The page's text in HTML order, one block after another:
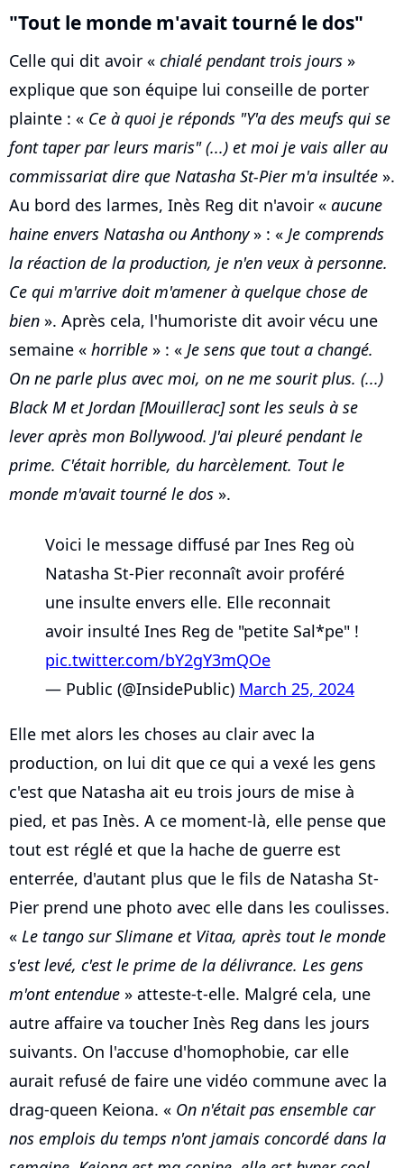
"Tout le monde m'avait tourné le dos"
Celle qui dit avoir « chialé pendant trois jours »
explique que son équipe lui conseille de porter
plainte : « Ce à quoi je réponds "Y'a des meufs qui se
font taper par leurs maris" (...) et moi je vais aller au
commissariat dire que Natasha St-Pier m'a insultée ».
Au bord des larmes, Inès Reg dit n'avoir « aucune
haine envers Natasha ou Anthony» : « Je comprends
la réaction de la production, je n'en veux à personne.
Ce qui m'arrive doit m'amener à quelque chose de
bien ». Après cela, l'humoriste dit avoir vécu une
semaine « horrible » : « Je sens que tout a changé.
On ne parle plus avec moi, on ne me sourit plus. (...)
Black M et Jordan [Mouillerac] sont les seuls à se
lever après mon Bollywood. J'ai pleuré pendant le
prime. C'était horrible, du harcèlement. Tout le
monde m'avait tourné le dos ».
Voici le message diffusé par Ines Reg où
Natasha St-Pier reconnaît avoir proféré
une insulte envers elle. Elle reconnait
avoir insulté Ines Reg de "petite Sal*pe" !
pic.twitter.com/bY2gY3mQOe
— Public (@InsidePublic) March 25, 2024
Elle met alors les choses au clair avec la
production, on lui dit que ce qui a vexé les gens
c'est que Natasha ait eu trois jours de mise à
pied, et pas Inès. A ce moment-là, elle pense que
tout est réglé et que la hache de guerre est
enterrée, d'autant plus que le fils de Natasha St-
Pier prend une photo avec elle dans les coulisses.
« Le tango sur Slimane et Vitaa, après tout le monde
s'est levé, c'est le prime de la délivrance. Les gens
m'ont entendue » atteste-t-elle. Malgré cela, une
autre affaire va toucher Inès Reg dans les jours
suivants. On l'accuse d'homophobie, car elle
aurait refusé de faire une vidéo commune avec la
drag-queen Keiona. « On n'était pas ensemble car
nos emplois du temps n'ont jamais concordé dans la